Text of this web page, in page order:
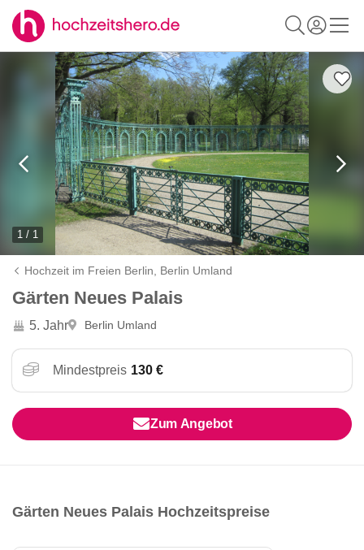
1 / 1
Hochzeit im Freien Berlin, Berlin Umland
Gärten Neues Palais
5. Jahr Berlin Umland
Mindestpreis 130 €
Zum Angebot
Gärten Neues Palais Hochzeitspreise